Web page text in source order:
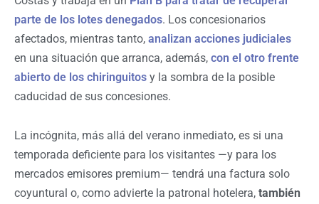
parte de los lotes denegados. Los concesionarios
afectados, mientras tanto, analizan acciones judiciales
en una situación que arranca, además, con el otro frente
abierto de los chiringuitos y la sombra de la posible
caducidad de sus concesiones.
La incógnita, más allá del verano inmediato, es si una
temporada deficiente para los visitantes —y para los
mercados emisores premium— tendrá una factura solo
coyuntural o, como advierte la patronal hotelera, también